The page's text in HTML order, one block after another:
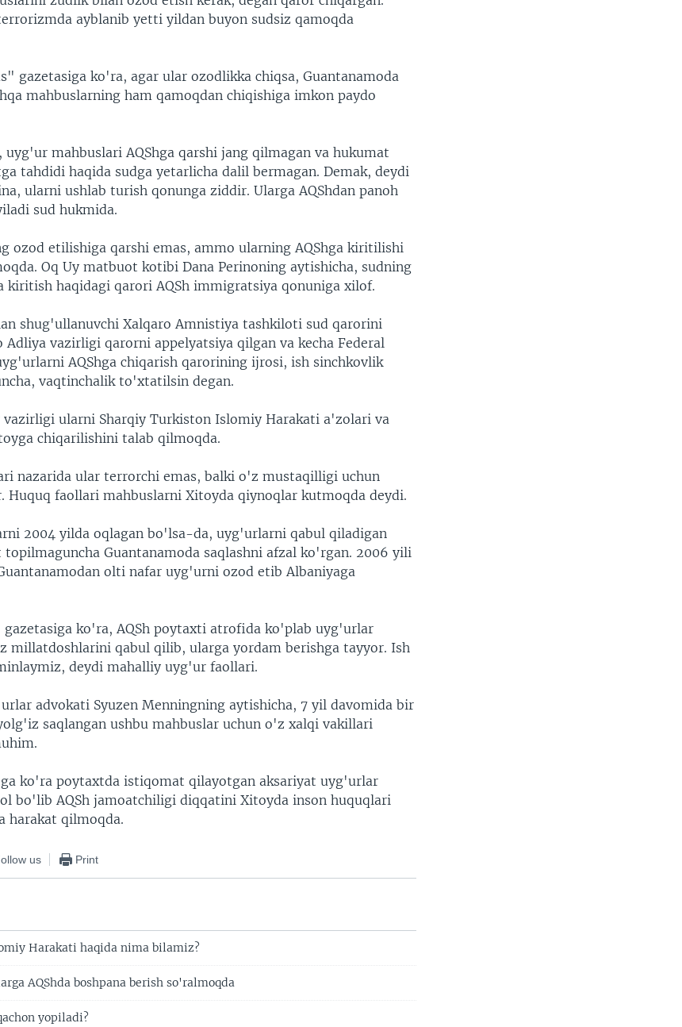
ayblanib yetti yildan buyon sudsiz qamoqda
gazetasiga ko'ra, agar ular ozodlikka chiqsa, Guantanamoda
mahbuslarning ham qamoqdan chiqishiga imkon paydo
uyg'ur mahbuslari AQShga qarshi jang qilmagan va hukumat
tahdidi haqida sudga yetarlicha dalil bermagan. Demak, deydi
ularni ushlab turish qonunga ziddir. Ularga AQShdan panoh
sud hukmida.
ozod etilishiga qarshi emas, ammo ularning AQShga kiritilishi
Oq Uy matbuot kotibi Dana Perinoning aytishicha, sudning
kiritish haqidagi qarori AQSh immigratsiya qonuniga xilof.
shug'ullanuvchi Xalqaro Amnistiya tashkiloti sud qarorini
Adliya vazirligi qarorni appelyatsiya qilgan va kecha Federal
AQShga chiqarish qarorining ijrosi, ish sinchkovlik
vaqtinchalik to'xtatilsin degan.
ularni Sharqiy Turkiston Islomiy Harakati a'zolari va
chiqarilishini talab qilmoqda.
nazarida ular terrorchi emas, balki o'z mustaqilligi uchun
Huquq faollari mahbuslarni Xitoyda qiynoqlar kutmoqda deydi.
2004 yilda oqlagan bo'lsa-da, uyg'urlarni qabul qiladigan
Guantanamoda saqlashni afzal ko'rgan. 2006 yili
olti nafar uyg'urni ozod etib Albaniyaga
ko'ra, AQSh poytaxti atrofida ko'plab uyg'urlar
millatdoshlarini qabul qilib, ularga yordam berishga tayyor. Ish
deydi mahalliy uyg'ur faollari.
advokati Syuzen Menningning aytishicha, 7 yil davomida bir
saqlangan ushbu mahbuslar uchun o'z xalqi vakillari
ko'ra poytaxtda istiqomat qilayotgan aksariyat uyg'urlar
bo'lib AQSh jamoatchiligi diqqatini Xitoyda inson huquqlari
harakat qilmoqda.
us Print
Harakati haqida nima bilamiz?
AQShda boshpana berish so'ralmoqda
yopiladi?